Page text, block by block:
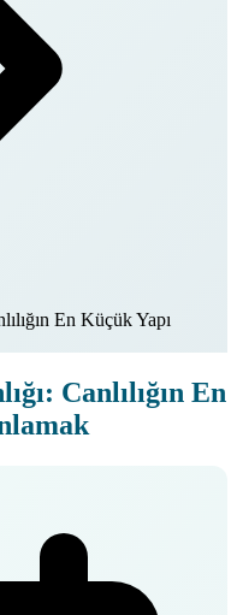
En Küçük Yapı
Canlılığın En